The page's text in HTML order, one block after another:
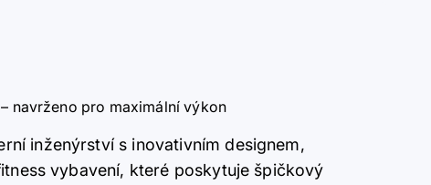
navrženo pro maximální výkon
inženýrství s inovativním designem,
vybavení, které poskytuje špičkový